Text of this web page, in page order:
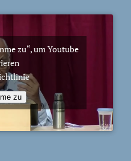
zu“, um Youtube
zu